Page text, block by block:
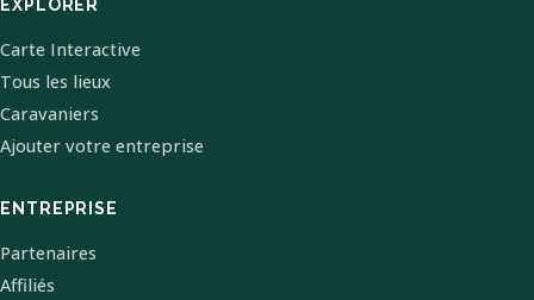
EXPLORER
Carte Interactive
Tous les lieux
Caravaniers
Ajouter votre entreprise
ENTREPRISE
Partenaires
Affiliés